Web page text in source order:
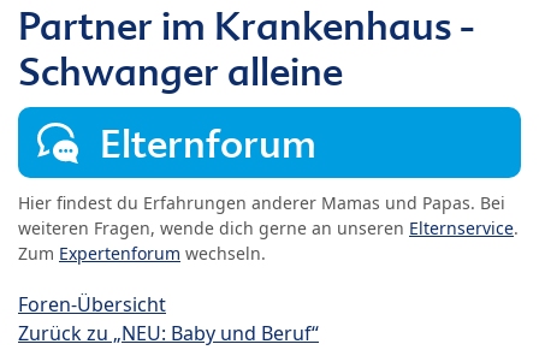
Partner im Krankenhaus -
Schwanger alleine
Elternforum
Hier findest du Erfahrungen anderer Mamas und Papas. Bei
weiteren Fragen, wende dich gerne an unseren Elternservice.
Zum Expertenforum wechseln.
Foren-Übersicht
Zurück zu „NEU: Baby und Beruf“